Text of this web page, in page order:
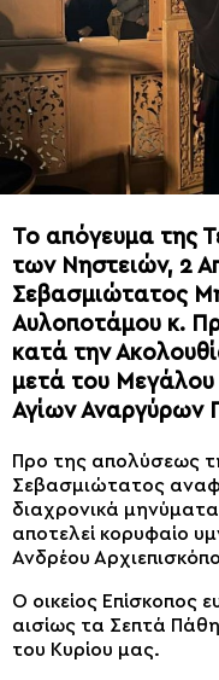
Το απόγευμα της
των Νηστειών, 2
Σεβασμιώτατος
Αυλοποτάμου κ.
κατά την
μετά του
Αγίων Αναργύρων
Προ της απολύσεως
Σεβασμιώτατος
διαχρονικά
αποτελεί κορυφαίο
Ανδρέου
Ο οικείος Επίσκοπος
αισίως τα Σεπτά
του Κυρίου μας.